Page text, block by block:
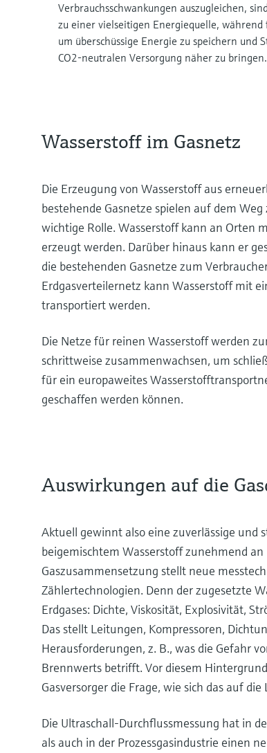
Verbrauchsschwankungen auszugleichen,
zu einer vielseitigen Energiequelle,
um überschüssige Energie zu speichern
CO2-neutralen Versorgung näher zu bringen.
Wasserstoff im Gasnetz
Die Erzeugung von Wasserstoff aus
bestehende Gasnetze spielen auf dem
wichtige Rolle. Wasserstoff kann an Orten
erzeugt werden. Darüber hinaus kann er
die bestehenden Gasnetze zum
Erdgasverteilernetz kann Wasserstoff mit
transportiert werden.
Die Netze für reinen Wasserstoff werden
schrittweise zusammenwachsen, um
für ein europaweites
geschaffen werden können.
Auswirkungen auf die
Aktuell gewinnt also eine zuverlässige und
beigemischtem Wasserstoff zunehmend
Gaszusammensetzung stellt neue
Zählertechnologien. Denn der zugesetzte
Erdgases: Dichte, Viskosität, Explosivität,
Das stellt Leitungen, Kompressoren,
Herausforderungen, z. B., was die Gefahr
Brennwerts betrifft. Vor diesem
Gasversorger die Frage, wie sich das auf
Die Ultraschall-Durchflussmessung hat in
als auch in der Prozessgasindustrie einen